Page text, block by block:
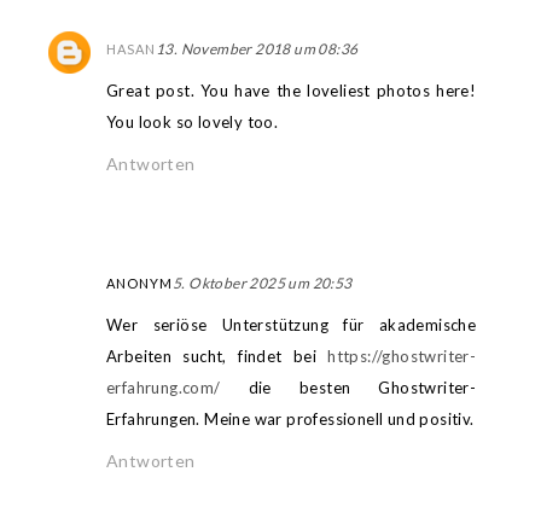
HASAN 13. November 2018 um 08:36
Great post. You have the loveliest photos here!
You look so lovely too.
Antworten
ANONYM 5. Oktober 2025 um 20:53
Wer seriöse Unterstützung für akademische
Arbeiten sucht, findet beihttps://ghostwriter-
erfahrung.com/ die besten Ghostwriter-
Erfahrungen. Meine war professionell und positiv.
Antworten